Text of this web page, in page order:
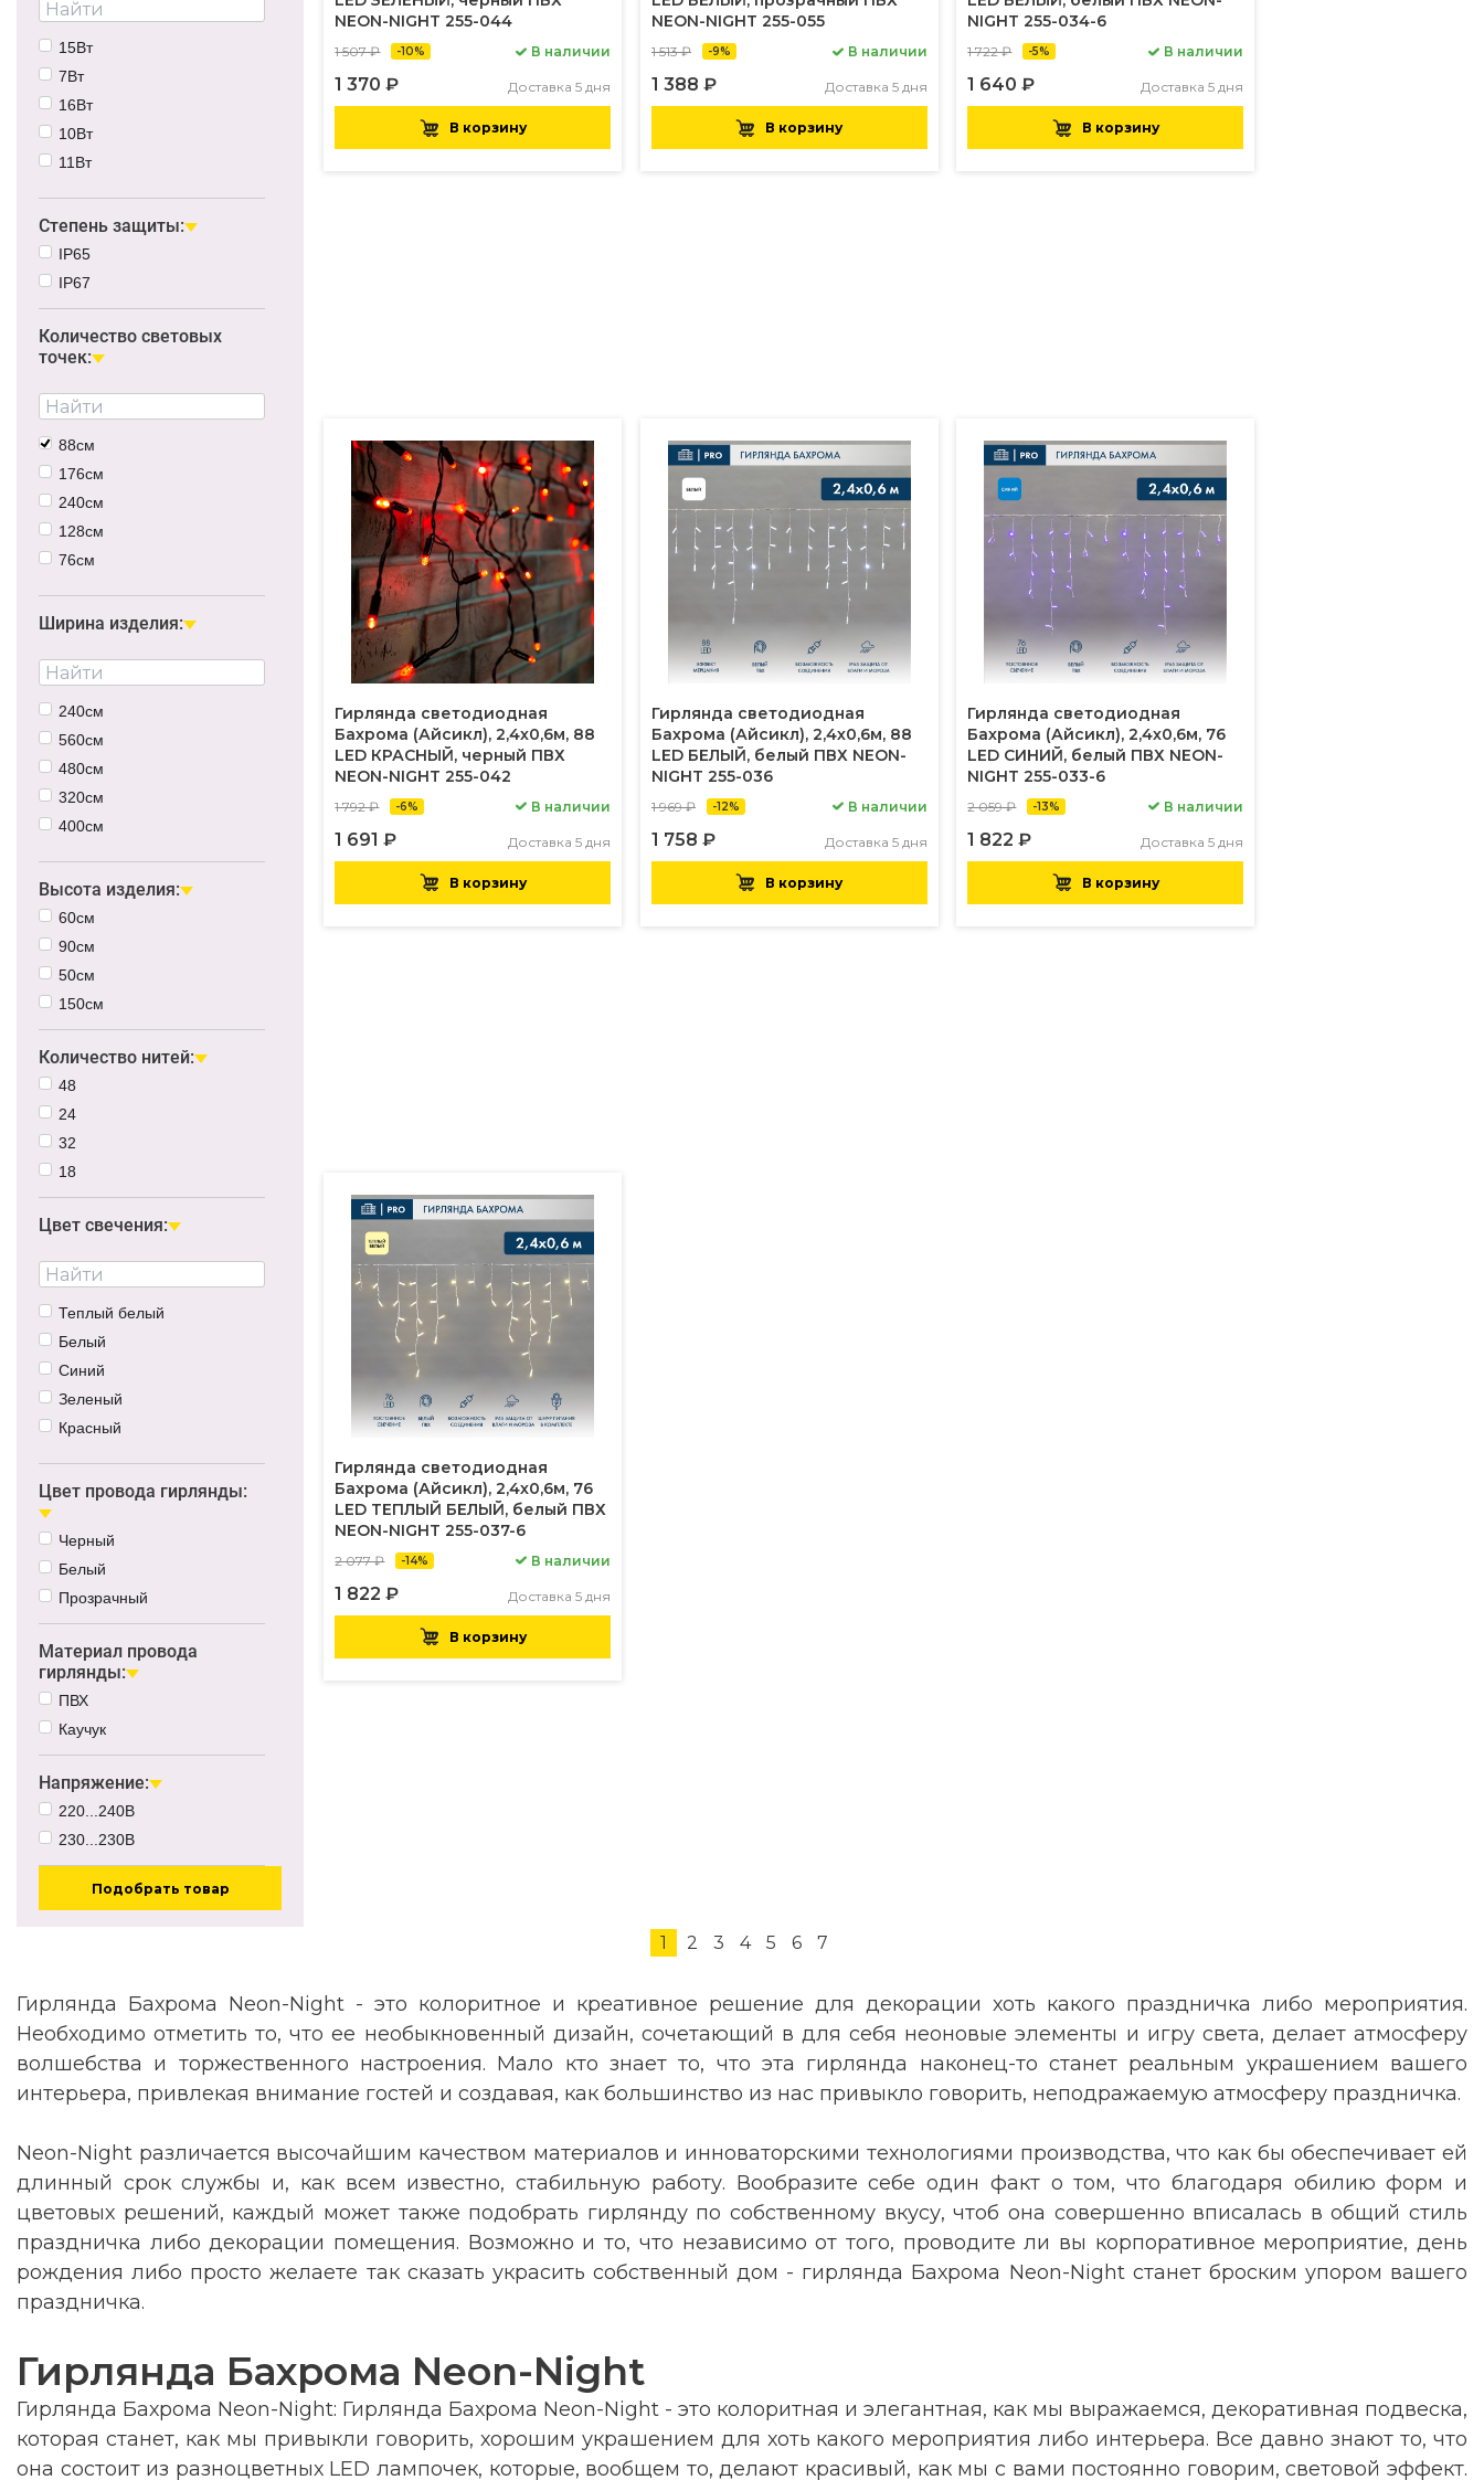
15Вт
7Вт
16Вт
10Вт
11Вт
3Вт
9.5Вт
8.3Вт
33Вт
Степень защиты:
IP65
IP67
Количество световых
точек:
88см
176см
240см
128см
76см
120см
480см
Ширина изделия:
240см
560см
480см
320см
400см
600см
Высота изделия:
60см
90см
50см
150см
Количество нитей:
48
24
32
18
Цвет свечения:
Теплый белый
Белый
Синий
Зеленый
Красный
RGB
Цвет провода гирлянды:
Черный
Белый
Прозрачный
Материал провода
гирлянды:
ПВХ
Каучук
Напряжение:
220...240В
230...230В
Подобрать товар
NEON-NIGHT 255-044
1 507 ₽ -10%
1 370 ₽
В наличии
Доставка 5 дня
В корзину
NEON-NIGHT 255-055
1 513 ₽ -9%
1 388 ₽
В наличии
Доставка 5 дня
В корзину
NIGHT 255-034-6
1 722 ₽ -5%
1 640 ₽
В наличии
Доставка 5 дня
В корзину
Гирлянда светодиодная
Бахрома (Айсикл), 2,4х0,6м, 88
LED КРАСНЫЙ, черный ПВХ
NEON-NIGHT 255-042
1 792 ₽ -6%
1 691 ₽
В наличии
Доставка 5 дня
В корзину
Гирлянда светодиодная
Бахрома (Айсикл), 2,4х0,6м, 88
LED БЕЛЫЙ, белый ПВХ NEON-
NIGHT 255-036
1 969 ₽ -12%
1 758 ₽
В наличии
Доставка 5 дня
В корзину
Гирлянда светодиодная
Бахрома (Айсикл), 2,4х0,6м, 76
LED СИНИЙ, белый ПВХ NEON-
NIGHT 255-033-6
2 059 ₽ -13%
1 822 ₽
В наличии
Доставка 5 дня
В корзину
Гирлянда светодиодная
Бахрома (Айсикл), 2,4х0,6м, 76
LED ТЕПЛЫЙ БЕЛЫЙ, белый ПВХ
NEON-NIGHT 255-037-6
2 077 ₽ -14%
1 822 ₽
В наличии
Доставка 5 дня
В корзину
1 2 3 4 5 6 7
Гирлянда Бахрома Neon-Night - это колоритное и креативное решение для декорации хоть какого праздничка либо мероприятия.
Необходимо отметить то, что ее необыкновенный дизайн, сочетающий в для себя неоновые элементы и игру света, делает атмосферу
волшебства и торжественного настроения. Мало кто знает то, что эта гирлянда наконец-то станет реальным украшением вашего
интерьера, привлекая внимание гостей и создавая, как большинство из нас привыкло говорить, неподражаемую атмосферу праздничка.
Neon-Night различается высочайшим качеством материалов и инноваторскими технологиями производства, что как бы обеспечивает ей
длинный срок службы и, как всем известно, стабильную работу. Вообразите себе один факт о том, что благодаря обилию форм и
цветовых решений, каждый может также подобрать гирлянду по собственному вкусу, чтоб она совершенно вписалась в общий стиль
праздничка либо декорации помещения. Возможно и то, что независимо от того, проводите ли вы корпоративное мероприятие, день
рождения либо просто желаете так сказать украсить собственный дом - гирлянда Бахрома Neon-Night станет броским упором вашего
праздничка.
Гирлянда Бахрома Neon-Night
Гирлянда Бахрома Neon-Night: Гирлянда Бахрома Neon-Night - это колоритная и элегантная, как мы выражаемся, декоративная подвеска,
которая станет, как мы привыкли говорить, хорошим украшением для хоть какого мероприятия либо интерьера. Все давно знают то, что
она состоит из разноцветных LED лампочек, которые, вообщем то, делают красивый, как мы с вами постоянно говорим, световой эффект.